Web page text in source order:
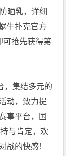
晒乳，详细
牛扑克官方
可抢先获得第
，集结多元的
动，致力提
事平台，国
与肯定，欢
战的快感！